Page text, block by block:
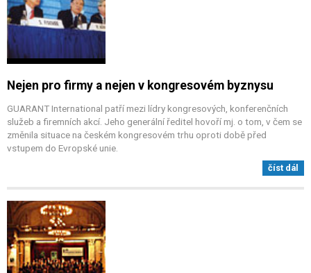
Nejen pro firmy a nejen v kongresovém byznysu
GUARANT International patří mezi lídry kongresových, konferenčních
služeb a firemních akcí. Jeho generální ředitel hovoří mj. o tom, v čem se
změnila situace na českém kongresovém trhu oproti době před
vstupem do Evropské unie.
číst dál